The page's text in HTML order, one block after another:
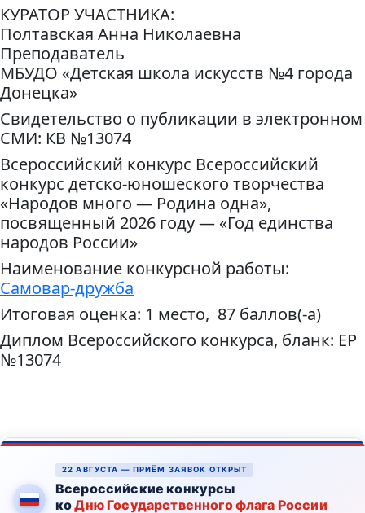
КУРАТОР УЧАСТНИКА:
Полтавская Анна Николаевна
Преподаватель
МБУДО «Детская школа искусств №4 города
Донецка»
Свидетельство о публикации в электронном
СМИ: КВ №13074
Всероссийский конкурс Всероссийский
конкурс детско-юношеского творчества
«Народов много — Родина одна»,
посвященный 2026 году — «Год единства
народов России»
Наименование конкурсной работы:
Самовар-дружба
Итоговая оценка: 1 место, 87 баллов(-а)
Диплом Всероссийского конкурса, бланк: ЕР
№13074
22 АВГУСТА — ПРИЁМ ЗАЯВОК ОТКРЫТ
Всероссийские конкурсы
коДню Государственного флага России